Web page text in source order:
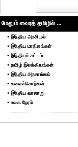
மேலும் வைரத் தமிழில் ...
• இந்திய அரசியல்
• இந்திய மாநிலங்கள்
• இந்தியச் சட்டம்
• தமிழ் இலக்கியங்கள்
• இந்திய அரசாங்கம்
• கலைச்சொற்கள்
• இந்திய வரலாறு
• உலக நேரம்